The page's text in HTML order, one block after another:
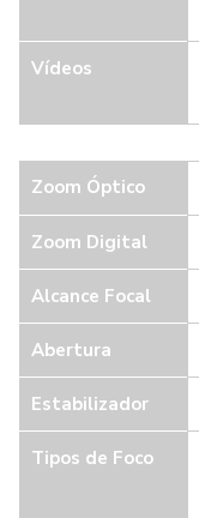
Vídeos
Zoom Óptico
Zoom Digital
Alcance Focal
Abertura
Estabilizador
Tipos de Foco